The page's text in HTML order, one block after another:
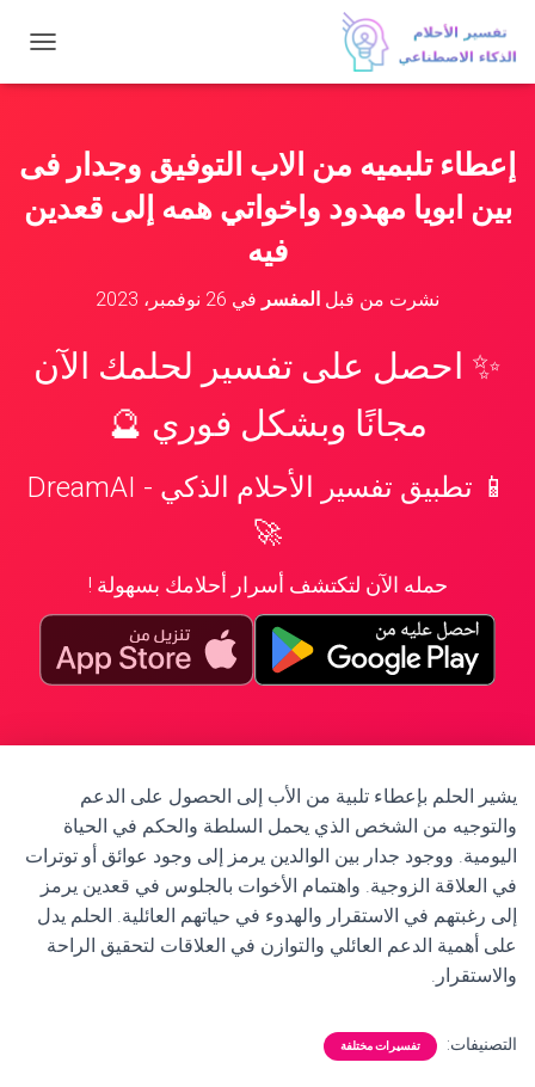
ب
ا
ت
إعطاء تلبميه من الاب التوفيق وجدار فى
بين ابويا مهدود واخواتي همه إلى قعدين
فيه
نشرت من قبل المفسر في 26 نوفمبر، 2023
✨ احصل على تفسير لحلمك الآن
مجانًا وبشكل فوري 🔮
📱 تطبيق تفسير الأحلام الذكي - DreamAI
🚀
حمله الآن لتكتشف أسرار أحلامك بسهولة !
يشير الحلم بإعطاء تلبية من الأب إلى الحصول على الدعم
والتوجيه من الشخص الذي يحمل السلطة والحكم في الحياة
اليومية. ووجود جدار بين الوالدين يرمز إلى وجود عوائق أو توترات
في العلاقة الزوجية. واهتمام الأخوات بالجلوس في قعدين يرمز
إلى رغبتهم في الاستقرار والهدوء في حياتهم العائلية. الحلم يدل
على أهمية الدعم العائلي والتوازن في العلاقات لتحقيق الراحة
والاستقرار.
التصنيفات: تفسيرات مختلفة